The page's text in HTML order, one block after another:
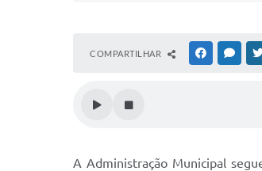
COMPARTILHAR FACEBOOK
A Administração Municipal